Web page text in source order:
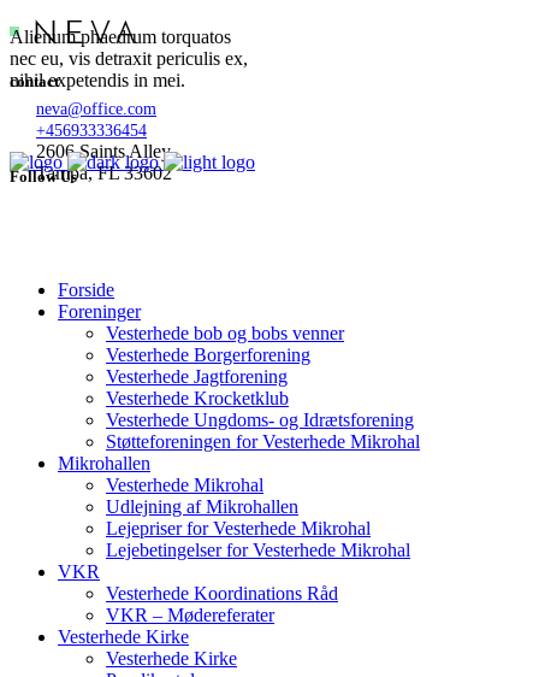
Alienum phaedrum torquatos
nec eu, vis detraxit periculis ex,
nihil expetendis in mei.
contact
neva@office.com
+456933336454
2606 Saints Alley
Tampa, FL 33602
Follow Us
Forside
Foreninger
Vesterhede bob og bobs venner
Vesterhede Borgerforening
Vesterhede Jagtforening
Vesterhede Krocketklub
Vesterhede Ungdoms- og Idrætsforening
Støtteforeningen for Vesterhede Mikrohal
Mikrohallen
Vesterhede Mikrohal
Udlejning af Mikrohallen
Lejepriser for Vesterhede Mikrohal
Lejebetingelser for Vesterhede Mikrohal
VKR
Vesterhede Koordinations Råd
VKR – Mødereferater
Vesterhede Kirke
Vesterhede Kirke